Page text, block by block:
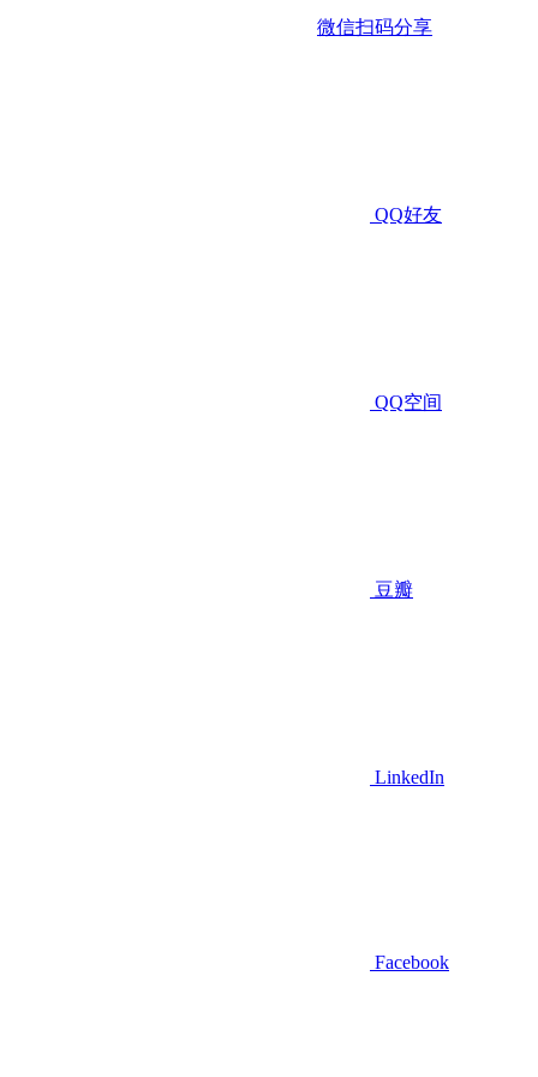
微信扫码分享
QQ好友
QQ空间
豆瓣
LinkedIn
Facebook